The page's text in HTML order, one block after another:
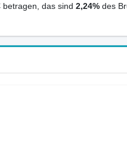
betragen, das sind 2,24%des